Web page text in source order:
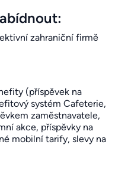
zahraniční firmě
(příspěvek na
systém Cafeterie,
zaměstnavatele,
akce, příspěvky na
mobilní tarify, slevy na